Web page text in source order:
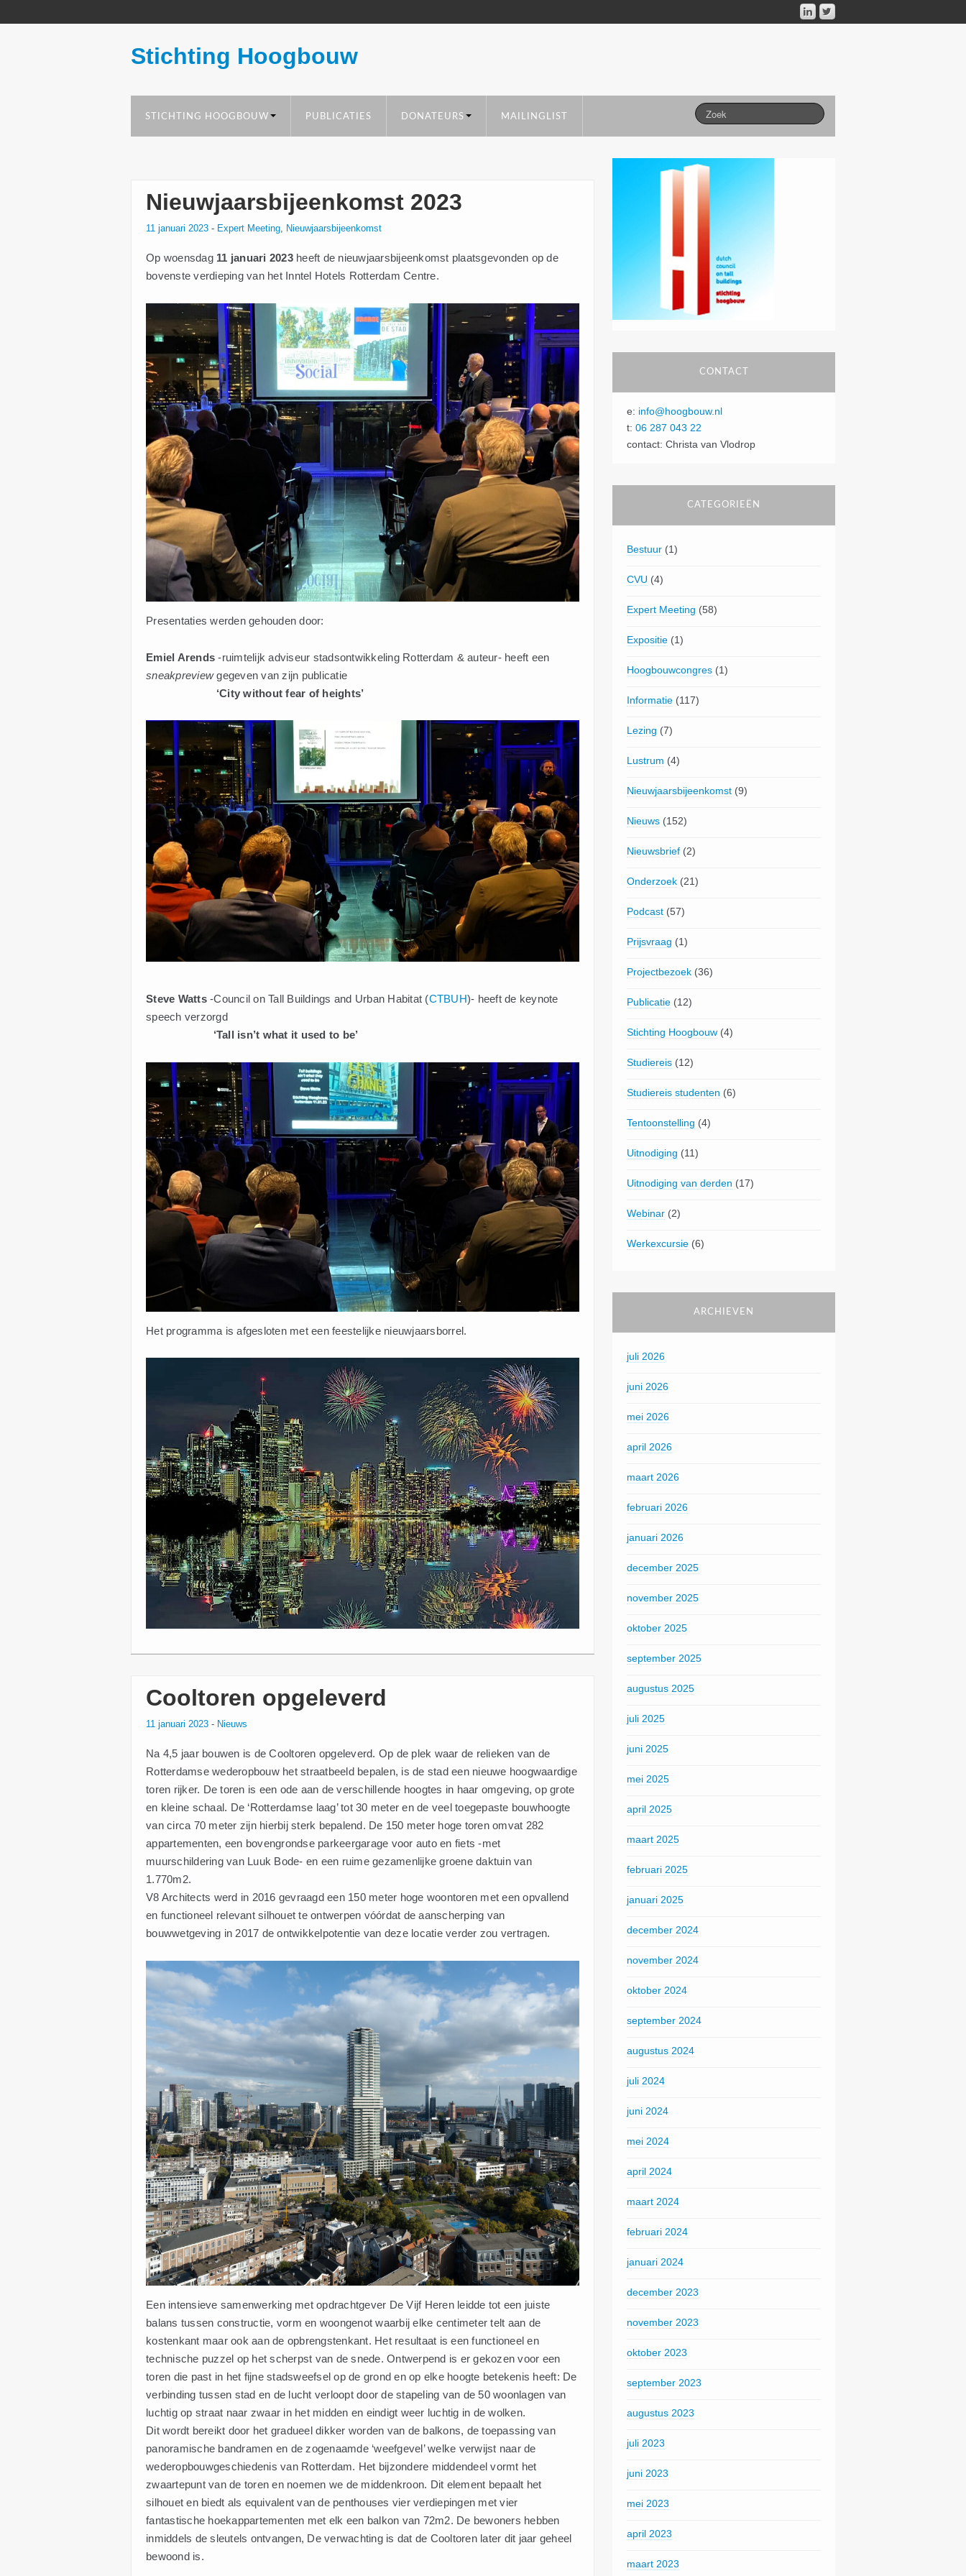
Stichting Hoogbouw
STICHTING HOOGBOUW PUBLICATIES DONATEURS MAILINGLIST
Nieuwjaarsbijeenkomst 2023
11 januari 2023 - Expert Meeting, Nieuwjaarsbijeenkomst
Op woensdag 11 januari 2023heeft de nieuwjaarsbijeenkomst plaatsgevonden op de
bovenste verdieping van het Inntel Hotels Rotterdam Centre.
Presentaties werden gehouden door:
Emiel Arends -ruimtelijk adviseur stadsontwikkeling Rotterdam & auteur- heeft een
sneakpreviewgegeven van zijn publicatie
‘City without fear of heights’
Steve Watts-Council on Tall Buildings and Urban Habitat (CTBUH)- heeft de keynote
speech verzorgd
‘Tall isn’t what it used to be’
Het programma is afgesloten met een feestelijke nieuwjaarsborrel.
Cooltoren opgeleverd
11 januari 2023 - Nieuws
Na 4,5 jaar bouwen is de Cooltoren opgeleverd. Op de plek waar de relieken van de
Rotterdamse wederopbouw het straatbeeld bepalen, is de stad een nieuwe hoogwaardige
toren rijker. De toren is een ode aan de verschillende hoogtes in haar omgeving, op grote
en kleine schaal. De ‘Rotterdamse laag’ tot 30 meter en de veel toegepaste bouwhoogte
van circa 70 meter zijn hierbij sterk bepalend. De 150 meter hoge toren omvat 282
appartementen, een bovengrondse parkeergarage voor auto en fiets -met
muurschildering van Luuk Bode- en een ruime gezamenlijke groene daktuin van
1.770m2.
V8 Architects werd in 2016 gevraagd een 150 meter hoge woontoren met een opvallend
en functioneel relevant silhouet te ontwerpen vóórdat de aanscherping van
bouwwetgeving in 2017 de ontwikkelpotentie van deze locatie verder zou vertragen.
Een intensieve samenwerking met opdrachtgever De Vijf Heren leidde tot een juiste
balans tussen constructie, vorm en woongenot waarbij elke centimeter telt aan de
kostenkant maar ook aan de opbrengstenkant. Het resultaat is een functioneel en
technische puzzel op het scherpst van de snede. Ontwerpend is er gekozen voor een
toren die past in het fijne stadsweefsel op de grond en op elke hoogte betekenis heeft: De
verbinding tussen stad en de lucht verloopt door de stapeling van de 50 woonlagen van
luchtig op straat naar zwaar in het midden en eindigt weer luchtig in de wolken.
Dit wordt bereikt door het gradueel dikker worden van de balkons, de toepassing van
panoramische bandramen en de zogenaamde ‘weefgevel’ welke verwijst naar de
wederopbouwgeschiedenis van Rotterdam. Het bijzondere middendeel vormt het
zwaartepunt van de toren en noemen we de middenkroon. Dit element bepaalt het
silhouet en biedt als equivalent van de penthouses vier verdiepingen met vier
fantastische hoekappartementen met elk een balkon van 72m2. De bewoners hebben
inmiddels de sleutels ontvangen, De verwachting is dat de Cooltoren later dit jaar geheel
bewoond is.
CONTACT
e: info@hoogbouw.nl
t:06 287 043 22
contact: Christa van Vlodrop
CATEGORIEËN
Bestuur (1)
CVU (4)
Expert Meeting (58)
Expositie (1)
Hoogbouwcongres (1)
Informatie (117)
Lezing (7)
Lustrum (4)
Nieuwjaarsbijeenkomst (9)
Nieuws (152)
Nieuwsbrief (2)
Onderzoek (21)
Podcast (57)
Prijsvraag (1)
Projectbezoek (36)
Publicatie (12)
Stichting Hoogbouw (4)
Studiereis (12)
Studiereis studenten (6)
Tentoonstelling (4)
Uitnodiging (11)
Uitnodiging van derden (17)
Webinar (2)
Werkexcursie (6)
ARCHIEVEN
juli 2026
juni 2026
mei 2026
april 2026
maart 2026
februari 2026
januari 2026
december 2025
november 2025
oktober 2025
september 2025
augustus 2025
juli 2025
juni 2025
mei 2025
april 2025
maart 2025
februari 2025
januari 2025
december 2024
november 2024
oktober 2024
september 2024
augustus 2024
juli 2024
juni 2024
mei 2024
april 2024
maart 2024
februari 2024
januari 2024
december 2023
november 2023
oktober 2023
september 2023
augustus 2023
juli 2023
juni 2023
mei 2023
april 2023
maart 2023